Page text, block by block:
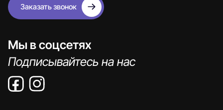
Заказать звонок
Мы в соцсетях
Подписывайтесь на нас